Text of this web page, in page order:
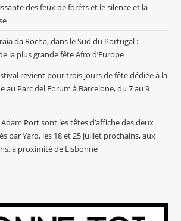
des feux de forêts et le silence et la
da Rocha, dans le Sud du Portugal :
la plus grande fête Afro d’Europe
revient pour trois jours de fête dédiée à la
au Parc del Forum à Barcelone, du 7 au 9
Port sont les têtes d’affiche des deux
par Yard, les 18 et 25 juillet prochains, aux
à proximité de Lisbonne